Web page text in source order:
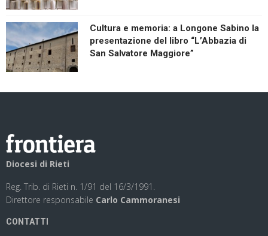
Cultura e memoria: a Longone Sabino la
presentazione del libro “L’Abbazia di
San Salvatore Maggiore”
Diocesi di Rieti
Reg. Trib. di Rieti n. 1/91 del 16/3/1991.
Direttore responsabile Carlo Cammoranesi
CONTATTI